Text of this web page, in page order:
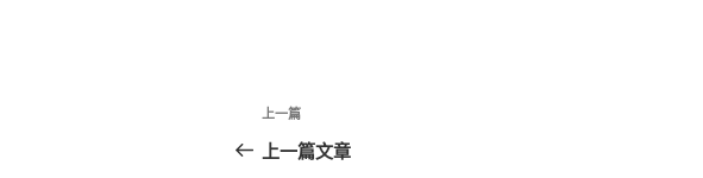
文
章
上
一
上一篇
上一篇文章